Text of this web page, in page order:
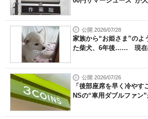
公開 2026/07/28
家族から“お姫さま”のよ
た柴犬、6年後…… 現在
公開 2026/07/26
「後部座席を早く冷や
NSの“車用ダブルファン